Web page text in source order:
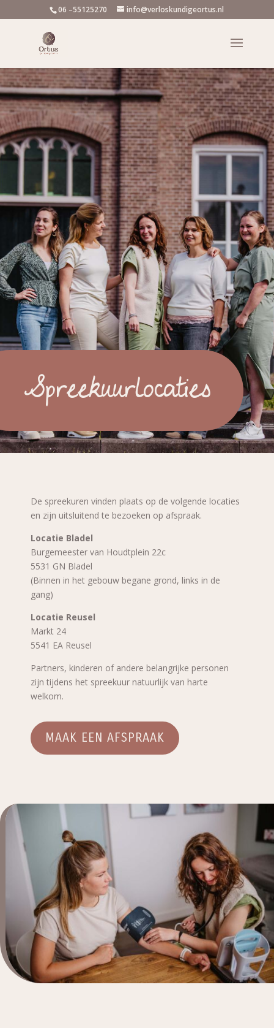
06 –55125270 info@verloskundigeortus.nl
Spreekuurlocaties
De spreekuren vinden plaats op de volgende locaties
en zijn uitsluitend te bezoeken op afspraak.
Locatie Bladel
Burgemeester van Houdtplein 22c
5531 GN Bladel
(Binnen in het gebouw begane grond, links in de
gang)
Locatie Reusel
Markt 24
5541 EA Reusel
Partners, kinderen of andere belangrijke personen
zijn tijdens het spreekuur natuurlijk van harte
welkom.
MAAK EEN AFSPRAAK